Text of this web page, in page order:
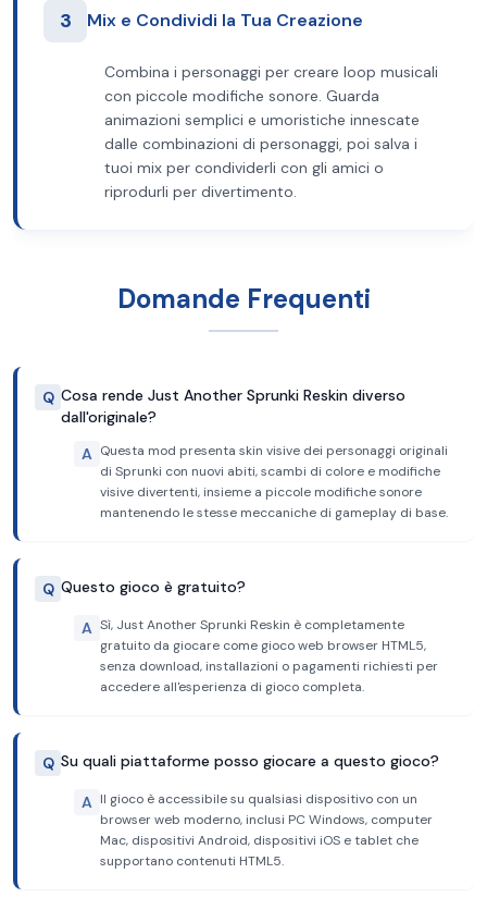
3 Mix e Condividi la Tua Creazione
Combina i personaggi per creare loop musicali
con piccole modifiche sonore. Guarda
animazioni semplici e umoristiche innescate
dalle combinazioni di personaggi, poi salva i
tuoi mix per condividerli con gli amici o
riprodurli per divertimento.
Domande Frequenti
Q Cosa rende Just Another Sprunki Reskin diverso
dall'originale?
A Questa mod presenta skin visive dei personaggi originali
di Sprunki con nuovi abiti, scambi di colore e modifiche
visive divertenti, insieme a piccole modifiche sonore
mantenendo le stesse meccaniche di gameplay di base.
Q Questo gioco è gratuito?
A Sì, Just Another Sprunki Reskin è completamente
gratuito da giocare come gioco web browser HTML5,
senza download, installazioni o pagamenti richiesti per
accedere all'esperienza di gioco completa.
Q Su quali piattaforme posso giocare a questo gioco?
A Il gioco è accessibile su qualsiasi dispositivo con un
browser web moderno, inclusi PC Windows, computer
Mac, dispositivi Android, dispositivi iOS e tablet che
supportano contenuti HTML5.